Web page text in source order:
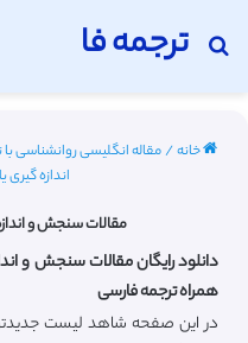
ترجمه فا
جستجو برای
خانه/مقاله انگلیسی روانشناسی با ترجمه
اندازه گیری
مقالات سنجش و
دانلود رایگان مقالات سنجش و
همراه ترجمه فارسی
در این صفحه شاهد لیست